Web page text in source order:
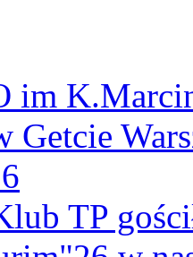
im
Getcie
TP